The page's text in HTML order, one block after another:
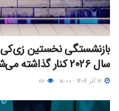
سال ۲۰۲۶ کنار گذاشته می‌شود